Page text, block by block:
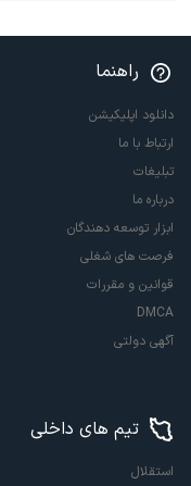
راهنما
دانلود اپلیکیشن
ارتباط با ما
تبلیغات
درباره ما
ابزار توسعه دهندگان
فرصت های شغلی
قوانین و مقررات
DMCA
آگهی دولتی
تیم های داخلی
استقلال